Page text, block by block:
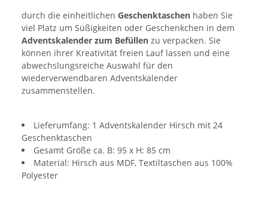
durch die einheitlichen Geschenktaschen haben Sie
viel Platz um Süßigkeiten oder Geschenkchen in dem
Adventskalender zum Befüllen zu verpacken. Sie
können ihrer Kreativität freien Lauf lassen und eine
abwechslungsreiche Auswahl für den
wiederverwendbaren Adventskalender
zusammenstellen.
Lieferumfang: 1 Adventskalender Hirsch mit 24
Geschenktaschen
Gesamt Größe ca. B: 95 x H: 85 cm
Material: Hirsch aus MDF, Textiltaschen aus 100%
Polyester